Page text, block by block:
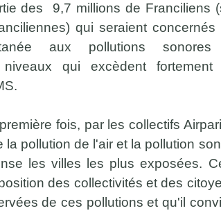
des 9,7 millions de Franciliens
qui seraient concernés
aux pollutions
qui excèdent fortement
fois, par les collectifs
pollution de l'air et la pollution
les villes les plus exposées.
des collectivités et des
de ces pollutions et qu'il